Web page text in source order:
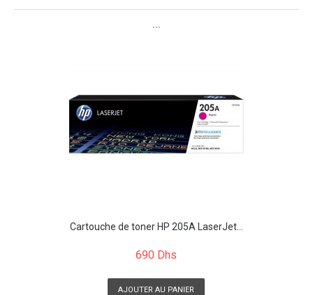
```
Cartouche de toner HP 205A LaserJet...
690 Dhs
AJOUTER AU PANIER